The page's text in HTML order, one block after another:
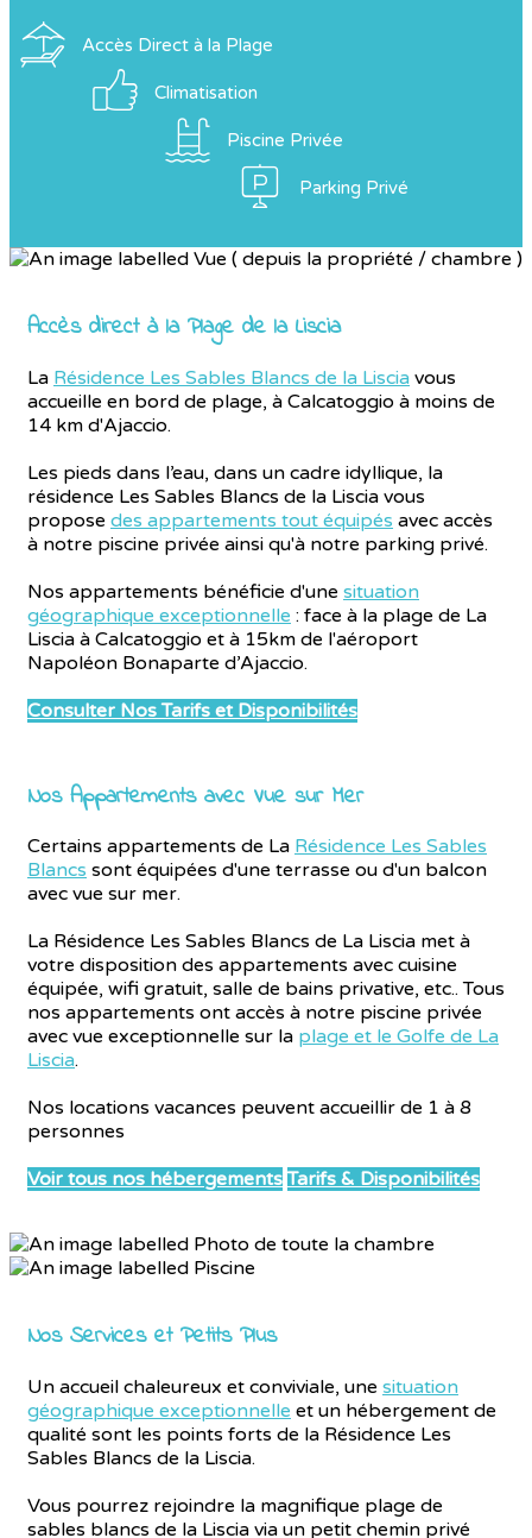
Accès Direct à la Plage
Climatisation
Piscine Privée
Parking Privé
Accès direct à la Plage de la Liscia
La Résidence Les Sables Blancs de la Liscia vous
accueille en bord de plage, à Calcatoggio à moins de
14 km d'Ajaccio.
Les pieds dans l’eau, dans un cadre idyllique, la
résidence Les Sables Blancs de la Liscia vous
propose des appartements tout équipés avec accès
à notre piscine privée ainsi qu'à notre parking privé.
Nos appartements bénéficie d'une situation
géographique exceptionnelle : face à la plage de La
Liscia à Calcatoggio et à 15km de l'aéroport
Napoléon Bonaparte d’Ajaccio.
Consulter Nos Tarifs et Disponibilités
Nos Appartements avec Vue sur Mer
Certains appartements de La Résidence Les Sables
Blancs sont équipées d'une terrasse ou d'un balcon
avec vue sur mer.
La Résidence Les Sables Blancs de La Liscia met à
votre disposition des appartements avec cuisine
équipée, wifi gratuit, salle de bains privative, etc.. Tous
nos appartements ont accès à notre piscine privée
avec vue exceptionnelle sur la plage et le Golfe de La
Liscia.
Nos locations vacances peuvent accueillir de 1 à 8
personnes
Voir tous nos hébergements Tarifs & Disponibilités
Nos Services et Petits Plus
Un accueil chaleureux et conviviale, une situation
géographique exceptionnelle et un hébergement de
qualité sont les points forts de la Résidence Les
Sables Blancs de la Liscia.
Vous pourrez rejoindre la magnifique plage de
sables blancs de la Liscia via un petit chemin privé